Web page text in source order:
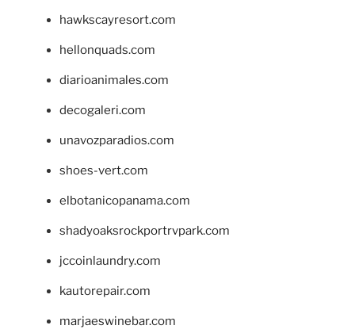
hawkscayresort.com
hellonquads.com
diarioanimales.com
decogaleri.com
unavozparadios.com
shoes-vert.com
elbotanicopanama.com
shadyoaksrockportrvpark.com
jccoinlaundry.com
kautorepair.com
marjaeswinebar.com